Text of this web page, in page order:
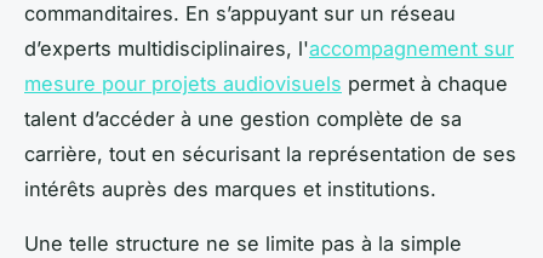
commanditaires. En s’appuyant sur un réseau
d’experts multidisciplinaires, l'accompagnement sur
mesure pour projets audiovisuels permet à chaque
talent d’accéder à une gestion complète de sa
carrière, tout en sécurisant la représentation de ses
intérêts auprès des marques et institutions.
Une telle structure ne se limite pas à la simple